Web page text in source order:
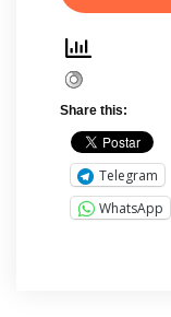
Share this:
Telegram
WhatsApp